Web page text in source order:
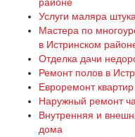
районе
Услуги маляра
Мастера по
в Истринском
Отделка дачи
Ремонт полов в
Евроремонт
Наружный ремонт
Внутренняя и
дома